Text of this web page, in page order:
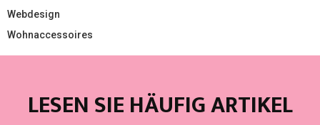
Webdesign
Wohnaccessoires
LESEN SIE HÄUFIG ARTIKEL